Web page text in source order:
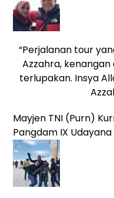
“Perjalanan tour
Azzahra,
terlupakan. Insya
Mayjen TNI (Purn)
Pangdam IX